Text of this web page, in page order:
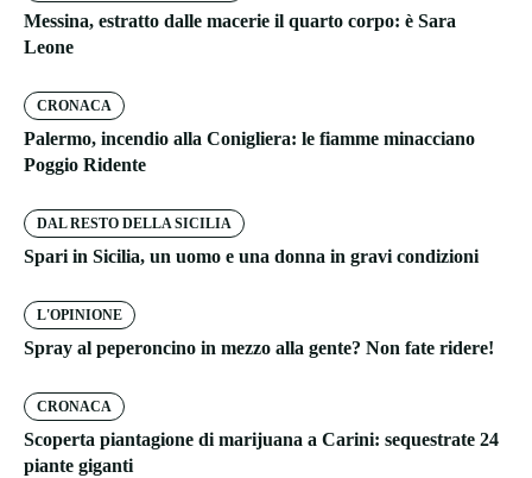
Messina, estratto dalle macerie il quarto corpo: è Sara
Leone
CRONACA
Palermo, incendio alla Conigliera: le fiamme minacciano
Poggio Ridente
DAL RESTO DELLA SICILIA
Spari in Sicilia, un uomo e una donna in gravi condizioni
L'OPINIONE
Spray al peperoncino in mezzo alla gente? Non fate ridere!
CRONACA
Scoperta piantagione di marijuana a Carini: sequestrate 24
piante giganti